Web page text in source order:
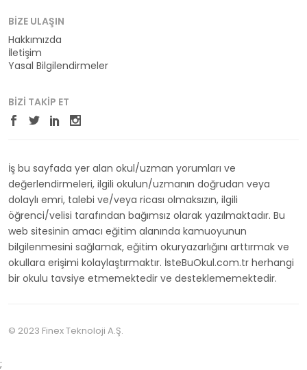
BIZE ULAŞIN
Hakkımızda
İletişim
Yasal Bilgilendirmeler
BIZI TAKIP ET
İş bu sayfada yer alan okul/uzman yorumları ve
değerlendirmeleri, ilgili okulun/uzmanın doğrudan veya
dolaylı emri, talebi ve/veya ricası olmaksızın, ilgili
öğrenci/velisi tarafından bağımsız olarak yazılmaktadır. Bu
web sitesinin amacı eğitim alanında kamuoyunun
bilgilenmesini sağlamak, eğitim okuryazarlığını arttırmak ve
okullara erişimi kolaylaştırmaktır. İsteBuOkul.com.tr herhangi
bir okulu tavsiye etmemektedir ve desteklememektedir.
© 2023 Finex Teknoloji A.Ş.
;